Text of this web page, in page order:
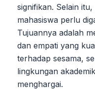
signifikan. Selain
mahasiswa perlu
Tujuannya adalah
dan empati yang
terhadap sesama,
lingkungan
menghargai.